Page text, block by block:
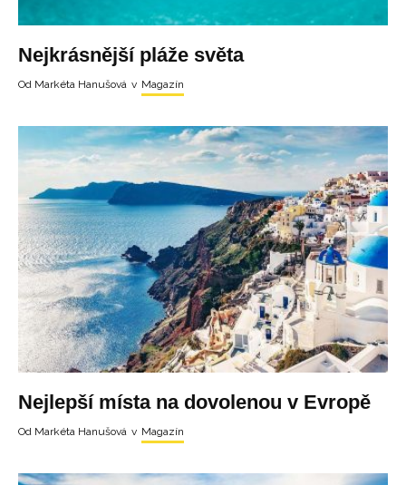
Nejkrásnější pláže světa
Od Markéta Hanušová v Magazín
Nejlepší místa na dovolenou v Evropě
Od Markéta Hanušová v Magazín